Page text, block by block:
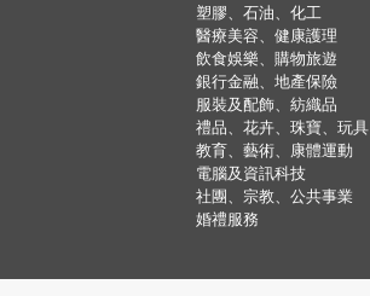
塑膠、石油、化工
醫療美容、健康護理
飲食娛樂、購物旅遊
銀行金融、地產保險
服裝及配飾、紡織品
禮品、花卉、珠寶、玩具
教育、藝術、康體運動
電腦及資訊科技
社團、宗教、公共事業
婚禮服務